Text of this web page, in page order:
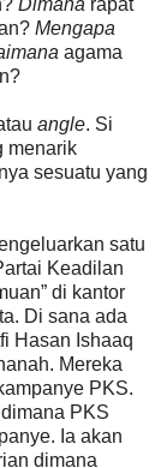
Mengapa
agama
angle. Si
menarik
sesuatu yang
satu
Keadilan
di kantor
Di sana ada
Hasan Ishaaq
Mereka
PKS.
PKS
Ia akan
dimana